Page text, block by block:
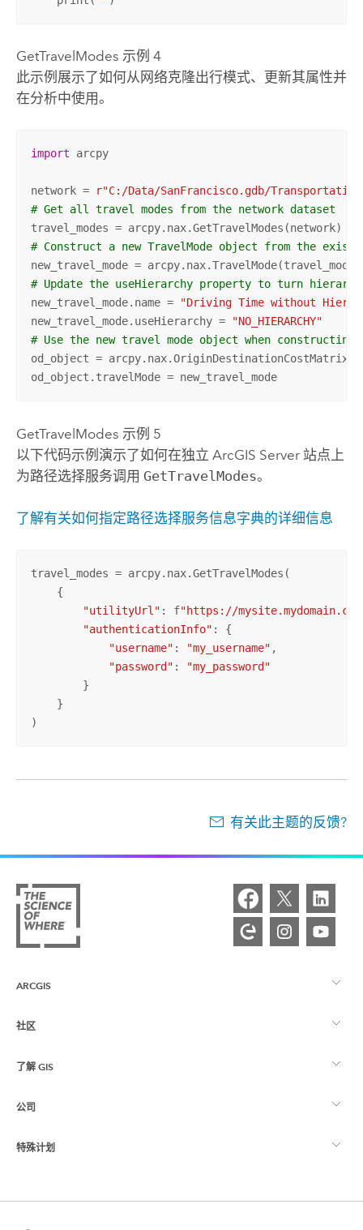
GetTravelModes 示例 4
此示例展示了如何从网络克隆出行模式、更新其属性并
在分析中使用。
import arcpy
network =
r"C:/Data/SanFrancisco.gdb/
# Get all travel modes from the network dataset
# Construct a new TravelMode object from the
new_travel_mode =
# Update the useHierarchy property to turn
new_travel_mode.name =
"Driving Time without
new_travel_mode.useHierarchy =
"NO_HIERARCHY"
# Use the new travel mode object when
od_object =
od_object.travelMode = new_travel_mode
GetTravelModes 示例 5
以下代码示例演示了如何在独立 ArcGIS Server站点上
为路径选择服务调用 GetTravelModes。
了解有关如何指定路径选择服务信息字典的详细信息
travel_modes = arcpy.nax.GetTravelModes(
    {
"utilityUrl" : f"https://
"authenticationInfo" : {
"username" : "my_username" ,
"password" :
"my_password"
        }
    }
)
有关此主题的反馈?
ARCGIS
ArcGIS 概览
制图
社区
Esri 社区
ArcGIS 博客
用户研究和测试
了解 GIS
什么是 GIS？
位置智能
培训
公司
关于 Esri
特殊计划